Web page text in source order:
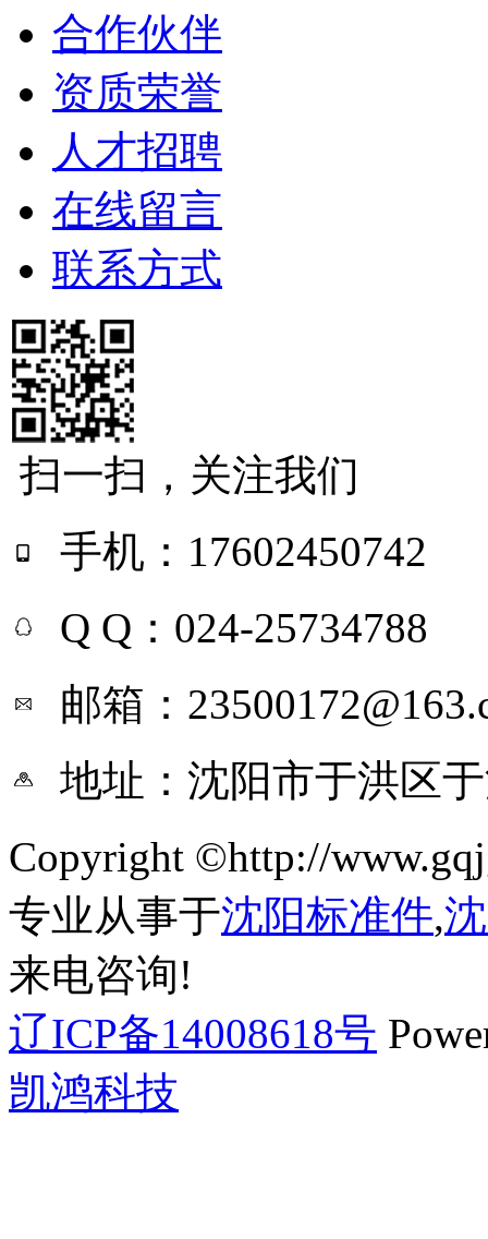
合作伙伴
资质荣誉
人才招聘
在线留言
联系方式
扫一扫，关注我们
手机：17602450742
Q Q：024-25734788
邮箱：
地址：沈阳市于洪区
Copyright ©http://
专业从事于沈阳标准件,
来电咨询!
辽ICP备14008618号
凯鸿科技